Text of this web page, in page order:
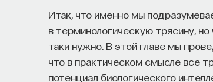
Итак, что именно мы
в терминологическую трясину,
таки нужно. В этой главе мы
что в практическом смысле все
потенциал биологического